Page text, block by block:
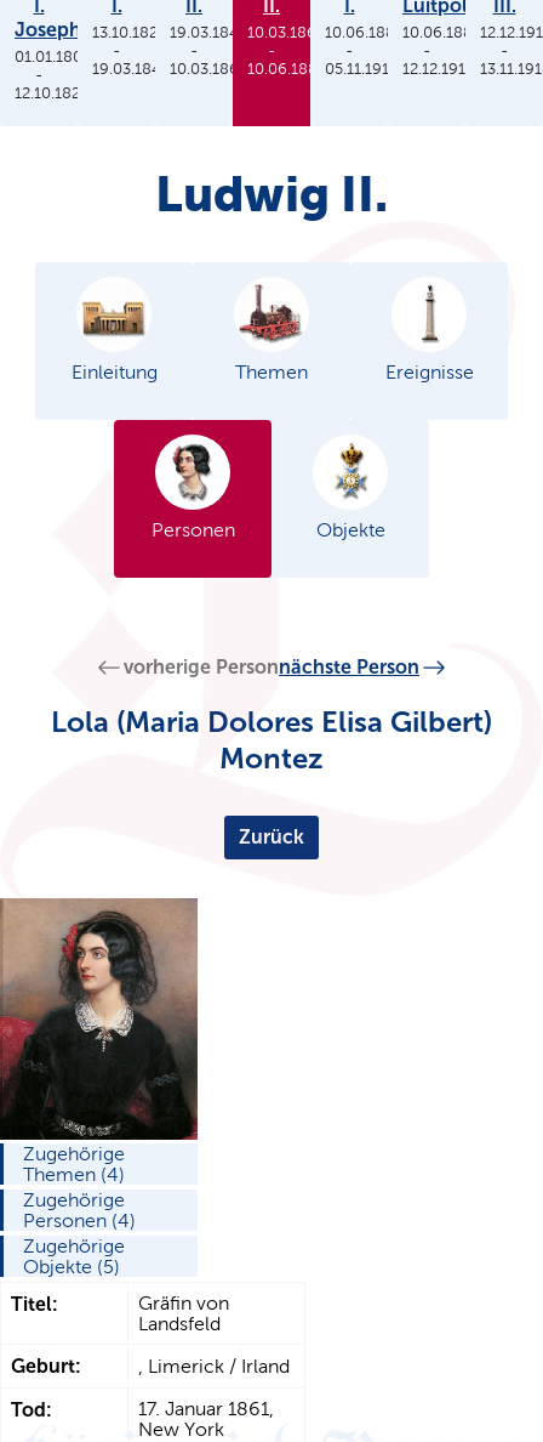
I.
Joseph
01.01.1806
-
12.10.1825
I.
13.10.1825
-
19.03.1848
II.
19.03.1848
-
10.03.1864
II.
10.03.1864
-
10.06.1886
I.
10.06.1886
-
05.11.1913
Luitpold
10.06.1886
-
12.12.1912
III.
-
Ludwig II.
Einleitung Themen Ereignisse
Personen Objekte
vorherige Personnächste Person
Lola (Maria Dolores Elisa Gilbert)
Montez
Zurück
Zugehörige
Themen (4)
Zugehörige
Personen (4)
Zugehörige
Objekte (5)
Titel:
Gräfin von
Landsfeld
Geburt: , Limerick / Irland
Tod:
17. Januar 1861,
New York